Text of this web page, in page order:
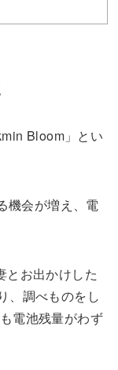
Bloom」とい
機会が増え、電
とお出かけした
、調べものをし
電池残量がわず